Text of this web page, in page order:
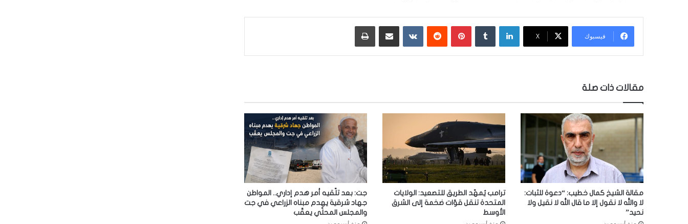
فيسبوك ‫X
لينكدإن بينتيريست ‏VKontakte
مقالات ذات صلة
مقالة الشيخ كمال خطيب: “دعوة للثبات:
لا والله لا نقول إلا ما قال الله لا نقيل ولا
نحيد”
ترامب يُمهّد الطريق للتصعيد: الولايات
المتحدة تنقل قوّات ضخمة إلى الشرق
الأوسط
جت: بعد تلّقيه أمر هدم إداري.. المواطن
جهاد شرقية يهدم مبناه الزراعي في جت
والمجلس المحلّي يعقّب